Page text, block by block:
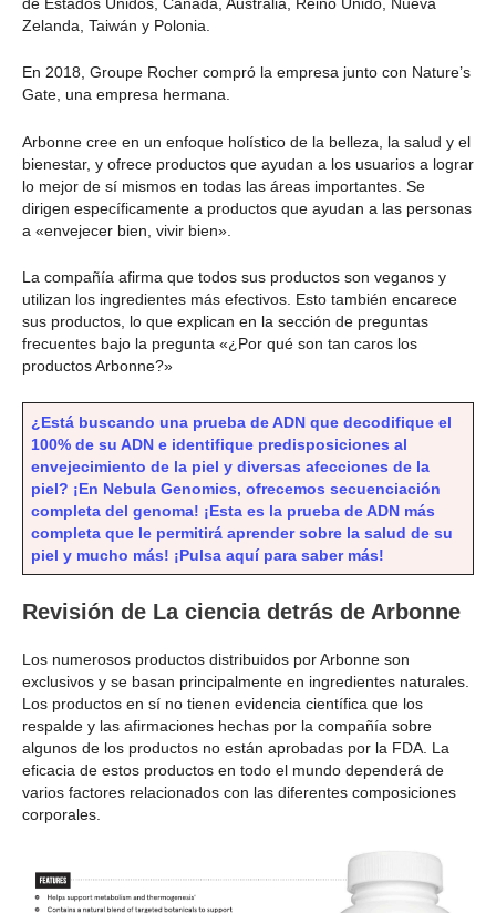
Zelanda, Taiwán y Polonia.
En 2018, Groupe Rocher compró la empresa junto con Nature’s
Gate, una empresa hermana.
Arbonne cree en un enfoque holístico de la belleza, la salud y el
bienestar, y ofrece productos que ayudan a los usuarios a lograr
lo mejor de sí mismos en todas las áreas importantes. Se
dirigen específicamente a productos que ayudan a las personas
a «envejecer bien, vivir bien».
La compañía afirma que todos sus productos son veganos y
utilizan los ingredientes más efectivos. Esto también encarece
sus productos, lo que explican en la sección de preguntas
frecuentes bajo la pregunta «¿Por qué son tan caros los
productos Arbonne?»
¿Está buscando una prueba de ADN que decodifique el
100% de su ADN e identifique predisposiciones al
envejecimiento de la piel y diversas afecciones de la
piel? ¡En Nebula Genomics, ofrecemos secuenciación
completa del genoma! ¡Esta es la prueba de ADN más
completa que le permitirá aprender sobre la salud de su
piel y mucho más! ¡Pulsa aquí para saber más!
Revisión de La ciencia detrás de Arbonne
Los numerosos productos distribuidos por Arbonne son
exclusivos y se basan principalmente en ingredientes naturales.
Los productos en sí no tienen evidencia científica que los
respalde y las afirmaciones hechas por la compañía sobre
algunos de los productos no están aprobadas por la FDA. La
eficacia de estos productos en todo el mundo dependerá de
varios factores relacionados con las diferentes composiciones
corporales.